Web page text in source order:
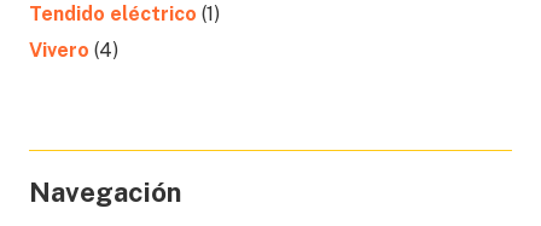
Tendido eléctrico (1)
Vivero (4)
Navegación